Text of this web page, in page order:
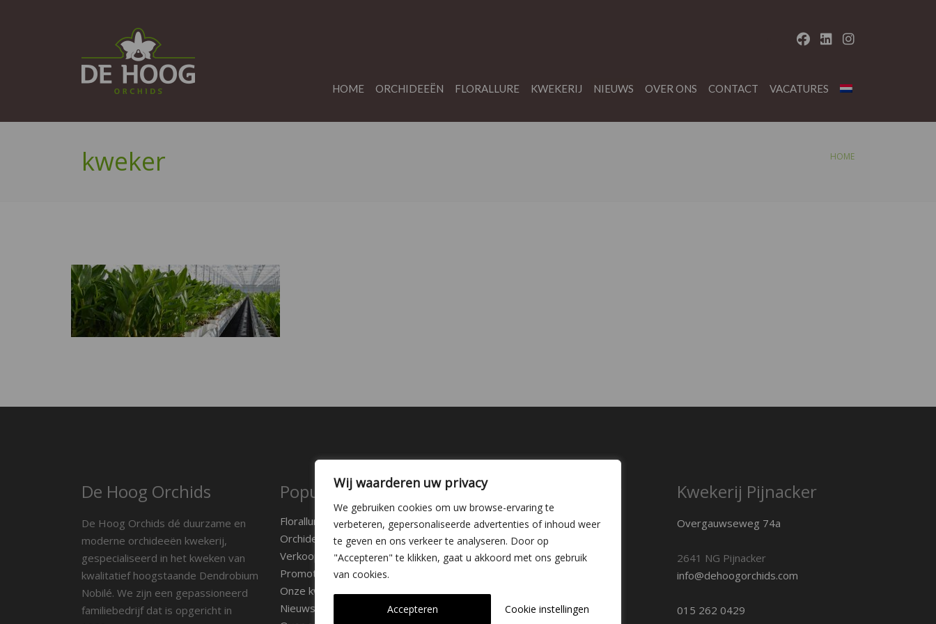
Wij waarderen uw privacy
We gebruiken cookies om uw browse-ervaring te
verbeteren, gepersonaliseerde advertenties of inhoud weer
te geven en ons verkeer te analyseren. Door op
"Accepteren" te klikken, gaat u akkoord met ons gebruik
van cookies.
Cookie instellingen
Accepteren
HOME ORCHIDEEËN FLORALLURE KWEKERIJ NIEUWS OVER ONS CONTACT VACATURES
kweker HOME
De Hoog Orchids
De Hoog Orchids dé duurzame en
moderne orchideeën kwekerij,
gespecialiseerd in het kweken van
kwalitatief hoogstaande Dendrobium
Nobilé. We zijn een gepassioneerd
familiebedrijf dat is opgericht in
Populaire pagina's
Florallure
Orchidee soorten
Verkooppunten
Promotiemateriaal
Onze kwekerij
Nieuws
Kwekerij Delfgauw
Vrederustlaan 10
2645 AW Delfgauw
015 262 0429
Kwekerij Pijnacker
Overgauwseweg 74a
2641 NG Pijnacker
info@dehoogorchids.com
015 262 0429